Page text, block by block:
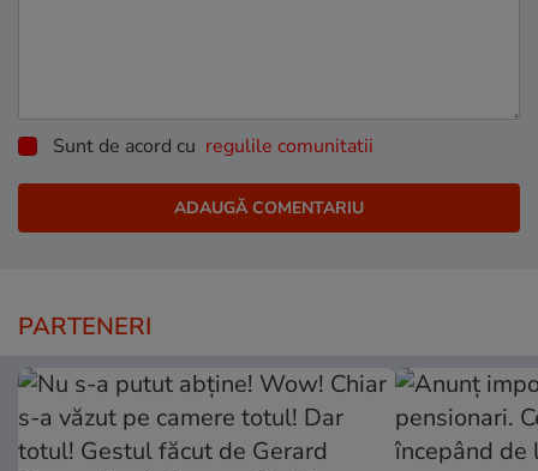
Sunt de acord cu regulile comunitatii
PARTENERI